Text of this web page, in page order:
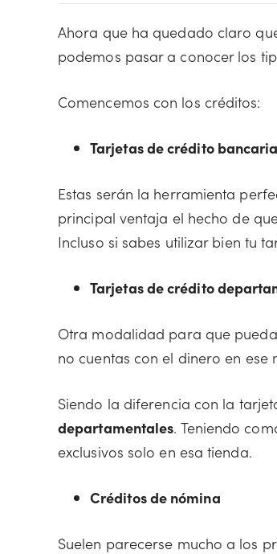
Ahora que ha quedado claro
podemos pasar a conocer los
Comencemos con los créditos:
Tarjetas de crédito
Estas serán la herramienta
principal ventaja el hecho de
Incluso si sabes utilizar bien tu
Tarjetas de crédito
Otra modalidad para que
no cuentas con el dinero en ese
Siendo la diferencia con la
departamentales. Teniendo
exclusivos solo en esa tienda.
Créditos de nómina
Suelen parecerse mucho a los